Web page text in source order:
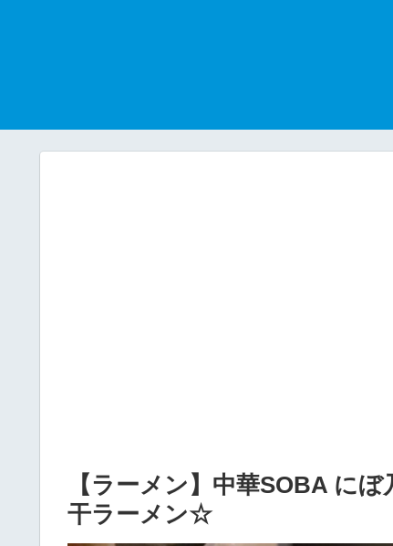
【ラーメン】中華SOBA に
干ラーメン☆